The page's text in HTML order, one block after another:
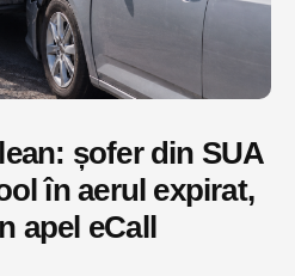
șofer din SUA
în aerul expirat,
apel eCall